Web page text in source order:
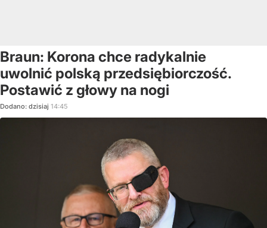
Braun: Korona chce radykalnie
uwolnić polską przedsiębiorczość.
Postawić z głowy na nogi
Dodano: dzisiaj 14:45